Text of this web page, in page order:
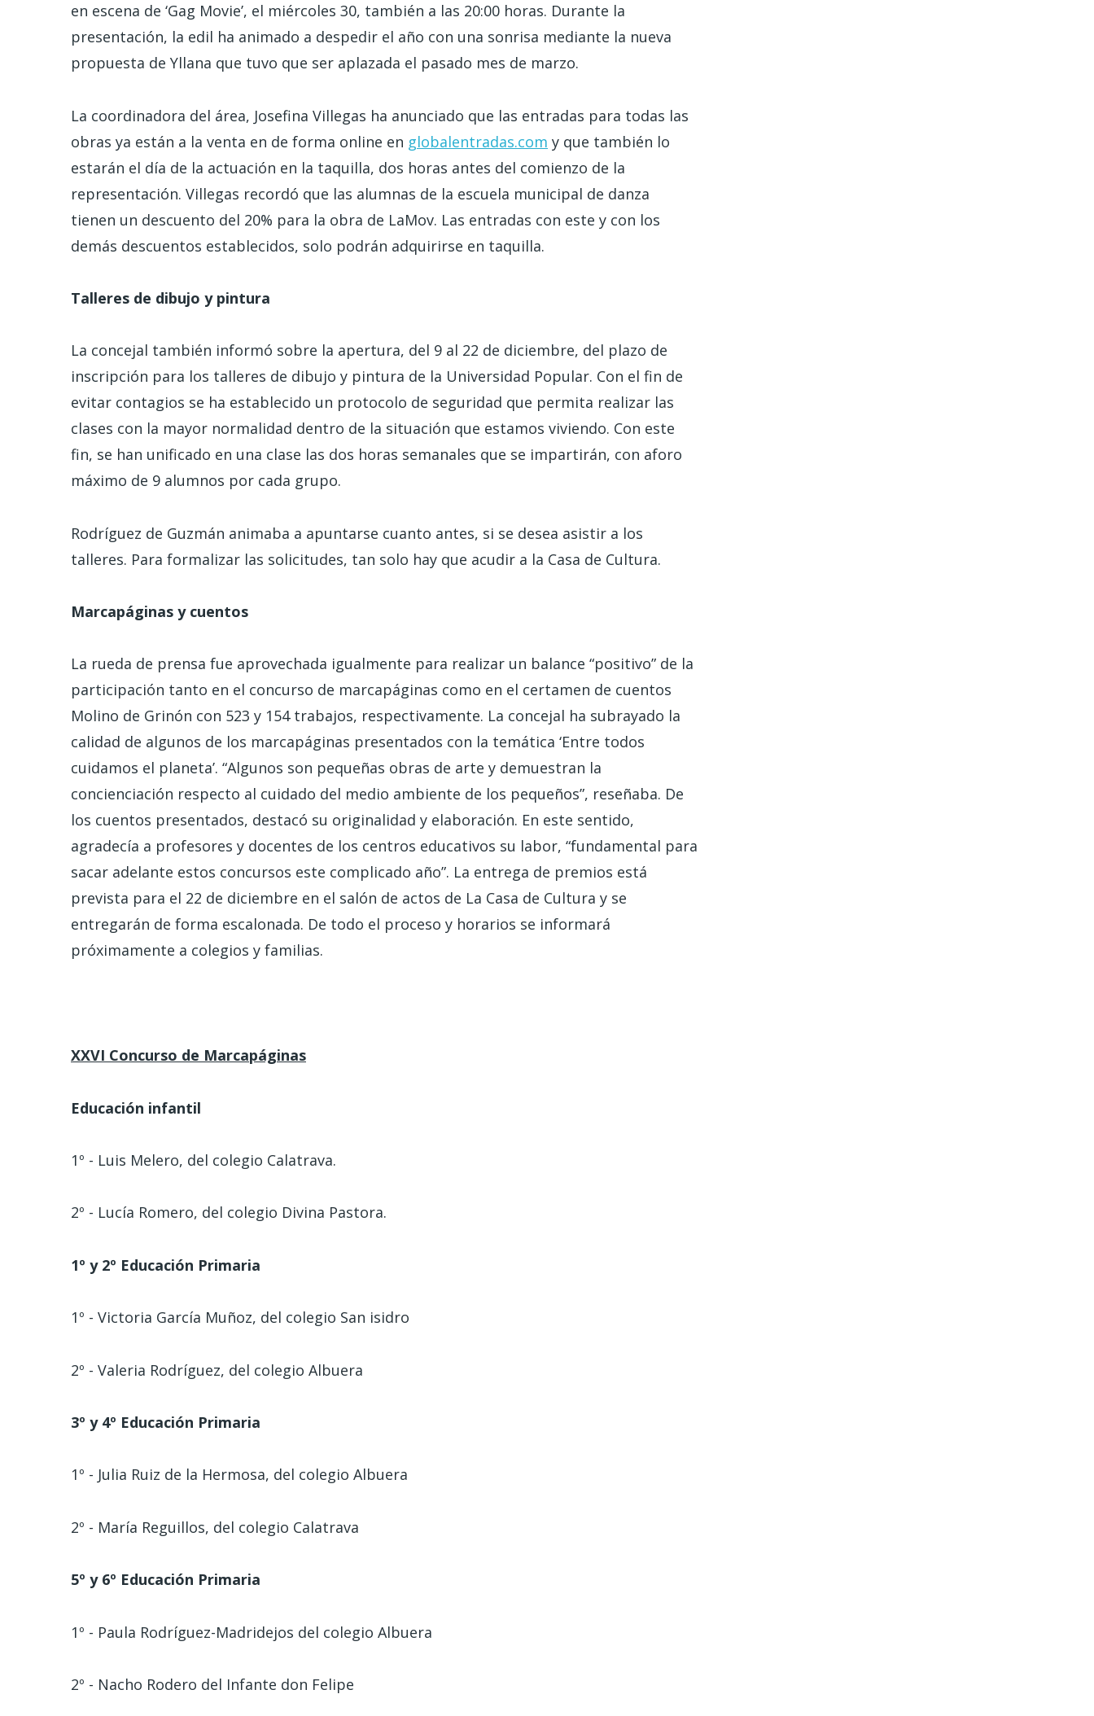
en escena de ‘Gag Movie’, el miércoles 30, también a las 20:00 horas. Durante la
presentación, la edil ha animado a despedir el año con una sonrisa mediante la nueva
propuesta de Yllana que tuvo que ser aplazada el pasado mes de marzo.
La coordinadora del área, Josefina Villegas ha anunciado que las entradas para todas las
obras ya están a la venta en de forma online en globalentradas.com y que también lo
estarán el día de la actuación en la taquilla, dos horas antes del comienzo de la
representación. Villegas recordó que las alumnas de la escuela municipal de danza
tienen un descuento del 20% para la obra de LaMov. Las entradas con este y con los
demás descuentos establecidos, solo podrán adquirirse en taquilla.
Talleres de dibujo y pintura
La concejal también informó sobre la apertura, del 9 al 22 de diciembre, del plazo de
inscripción para los talleres de dibujo y pintura de la Universidad Popular. Con el fin de
evitar contagios se ha establecido un protocolo de seguridad que permita realizar las
clases con la mayor normalidad dentro de la situación que estamos viviendo. Con este
fin, se han unificado en una clase las dos horas semanales que se impartirán, con aforo
máximo de 9 alumnos por cada grupo.
Rodríguez de Guzmán animaba a apuntarse cuanto antes, si se desea asistir a los
talleres. Para formalizar las solicitudes, tan solo hay que acudir a la Casa de Cultura.
Marcapáginas y cuentos
La rueda de prensa fue aprovechada igualmente para realizar un balance “positivo” de la
participación tanto en el concurso de marcapáginas como en el certamen de cuentos
Molino de Grinón con 523 y 154 trabajos, respectivamente. La concejal ha subrayado la
calidad de algunos de los marcapáginas presentados con la temática ‘Entre todos
cuidamos el planeta’. “Algunos son pequeñas obras de arte y demuestran la
concienciación respecto al cuidado del medio ambiente de los pequeños”, reseñaba. De
los cuentos presentados, destacó su originalidad y elaboración. En este sentido,
agradecía a profesores y docentes de los centros educativos su labor, “fundamental para
sacar adelante estos concursos este complicado año”. La entrega de premios está
prevista para el 22 de diciembre en el salón de actos de La Casa de Cultura y se
entregarán de forma escalonada. De todo el proceso y horarios se informará
próximamente a colegios y familias.
XXVI Concurso de Marcapáginas
Educación infantil
1º - Luis Melero, del colegio Calatrava.
2º - Lucía Romero, del colegio Divina Pastora.
1º y 2º Educación Primaria
1º - Victoria García Muñoz, del colegio San isidro
2º - Valeria Rodríguez, del colegio Albuera
3º y 4º Educación Primaria
1º - Julia Ruiz de la Hermosa, del colegio Albuera
2º - María Reguillos, del colegio Calatrava
5º y 6º Educación Primaria
1º - Paula Rodríguez-Madridejos del colegio Albuera
2º - Nacho Rodero del Infante don Felipe